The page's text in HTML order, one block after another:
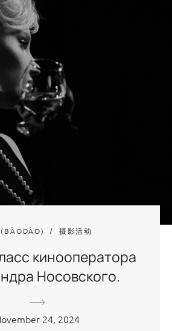
摄影活动
кинооператора
Носовского.
24, 2024